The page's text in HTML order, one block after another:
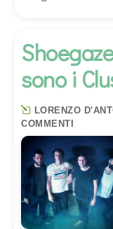
sono i
LORENZO
COMMENTI